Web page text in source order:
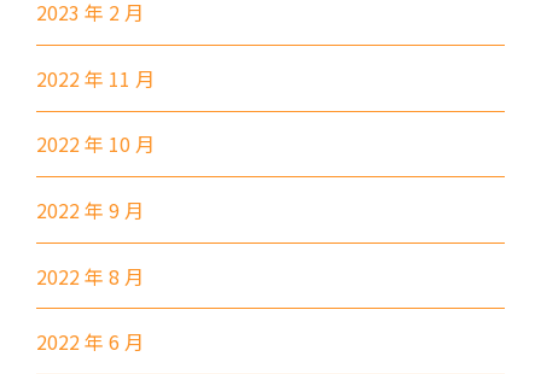
保姆車1
大窩口村, 荃灣
前往方法
西貢分校
巴士
92, 299, 792M
小巴
1A
前往方法
東涌分校
2023 年 2 月
2022 年 11 月
2022 年 10 月
2022 年 9 月
2022 年 8 月
2022 年 6 月